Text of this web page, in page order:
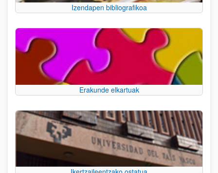
Izendapen bibliografikoa
Erakunde elkartuak